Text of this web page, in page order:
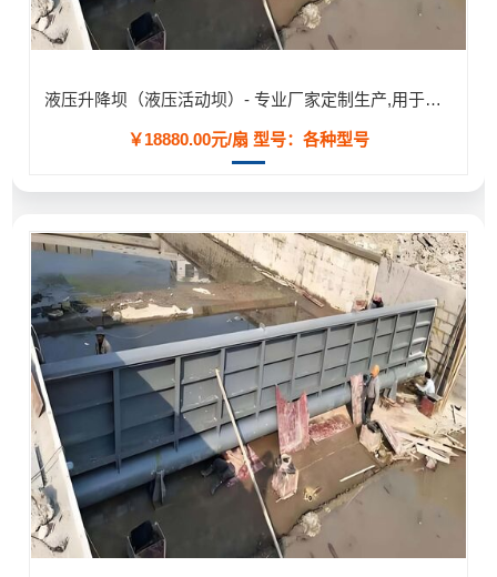
液压升降坝（液压活动坝）- 专业厂家定制生产,用于河道/防汛工程
￥18880.00元/扇 型号：各种型号